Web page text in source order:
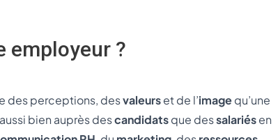
employeur ?
des perceptions, desvaleurset de l’imagequ’une
bien auprès descandidatsque dessalariésen